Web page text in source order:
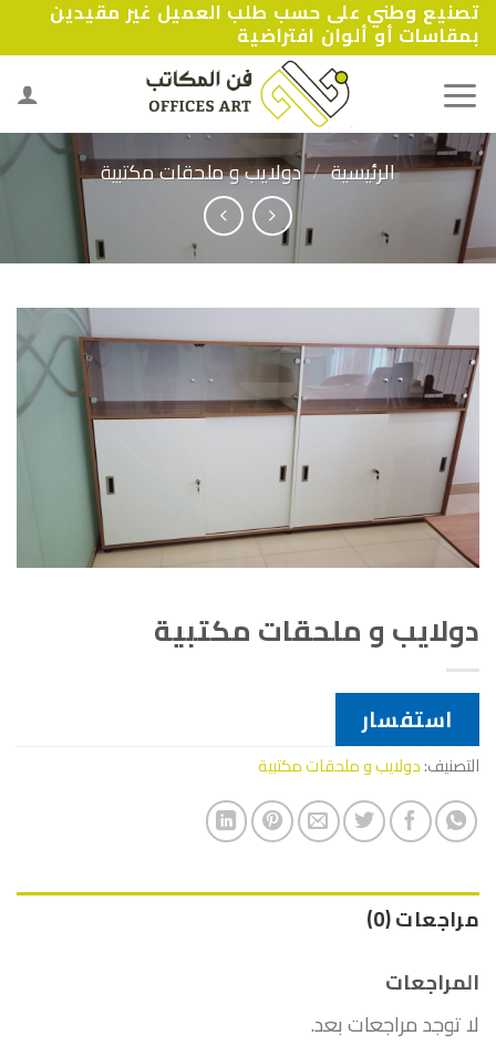
Skip
to
content
تصنيع وطني على حسب طلب العميل غير مقيدين
بمقاسات أو ألوان افتراضية
الرئيسية / دولايب و ملحقات مكتبية
دولايب و ملحقات مكتبية
استفسار
التصنيف:دولايب و ملحقات مكتبية
مراجعات (0)
المراجعات
لا توجد مراجعات بعد.